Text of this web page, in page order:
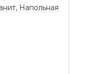
Напольная